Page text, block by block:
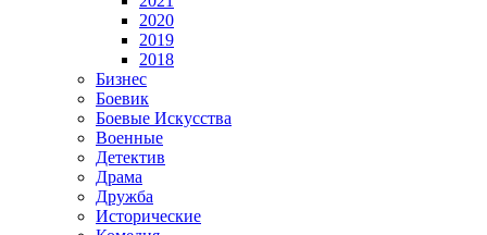
2020
2019
2018
Бизнес
Боевик
Боевые Искусства
Военные
Детектив
Драма
Дружба
Исторические